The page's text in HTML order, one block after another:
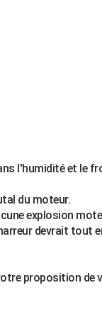
l'humidité et le
du moteur.
explosion
devrait tout
proposition de